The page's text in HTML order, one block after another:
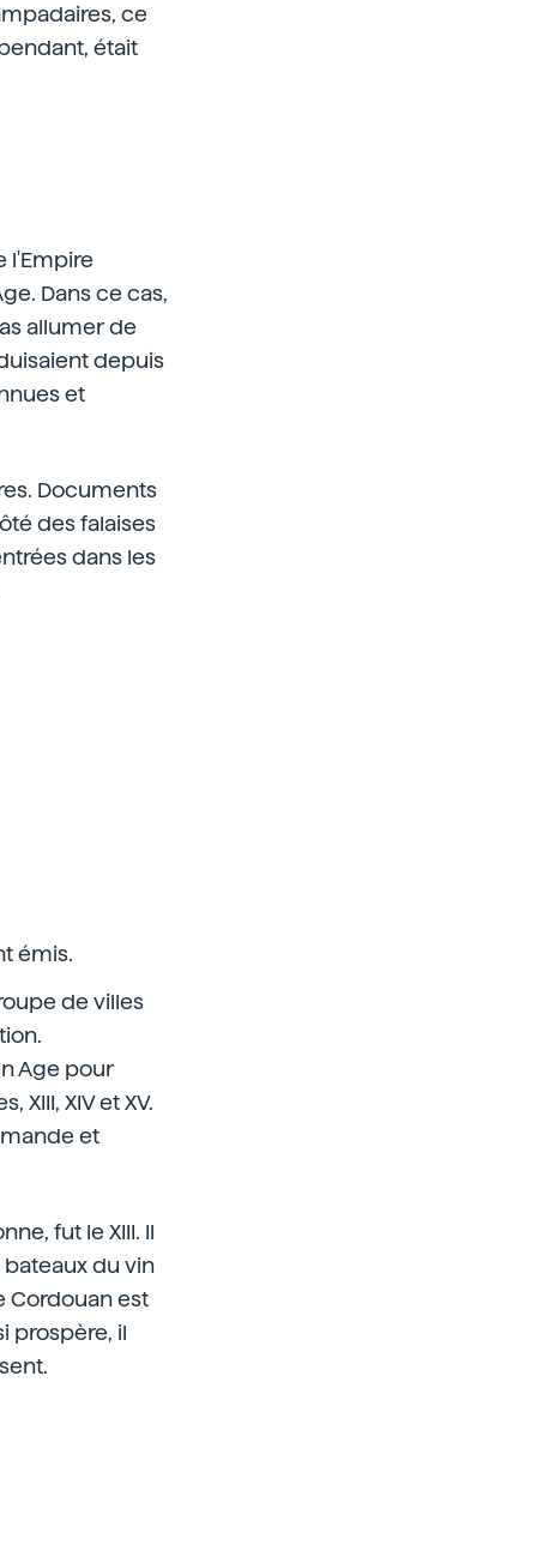
ce
était
l'Empire
Dans ce cas,
allumer de
depuis
et
Documents
des falaises
dans les
émis.
de villes
Age pour
XIV et XV.
et
fut le XIII. Il
du vin
Cordouan est
prospère, il